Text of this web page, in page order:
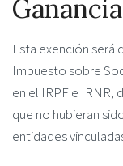
Esta exención será
Impuesto sobre
en el IRPF e IRNR,
que no hubieran
entidades